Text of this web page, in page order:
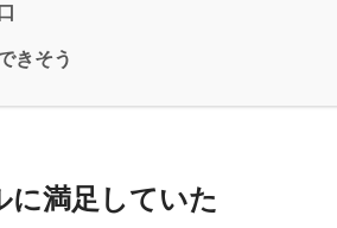
きそう
に満足していた